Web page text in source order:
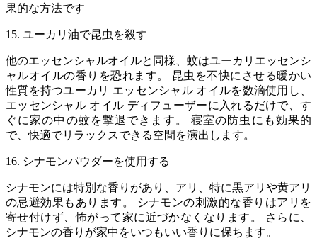
果的な方法です
15. ユーカリ油で昆虫を殺す
他のエッセンシャルオイルと同様、蚊はユーカリエッセンシ
ャルオイルの香りを恐れます。 昆虫を不快にさせる暖かい
性質を持つユーカリ エッセンシャル オイルを数滴使用し、
エッセンシャル オイル ディフューザーに入れるだけで、す
ぐに家の中の蚊を撃退できます。 寝室の防虫にも効果的
で、快適でリラックスできる空間を演出します。
16. シナモンパウダーを使用する
シナモンには特別な香りがあり、アリ、特に黒アリや黄アリ
の忌避効果もあります。 シナモンの刺激的な香りはアリを
寄せ付けず、怖がって家に近づかなくなります。 さらに、
シナモンの香りが家中をいつもいい香りに保ちます。